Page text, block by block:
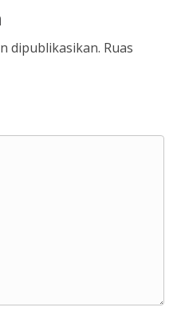
dipublikasikan. Ruas